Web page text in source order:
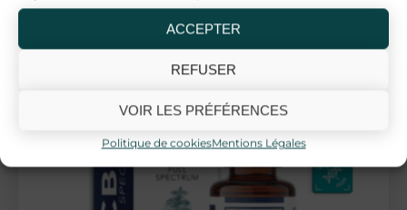
ACCEPTER
REFUSER
VOIR LES PRÉFÉRENCES
Politique de cookiesMentions Légales